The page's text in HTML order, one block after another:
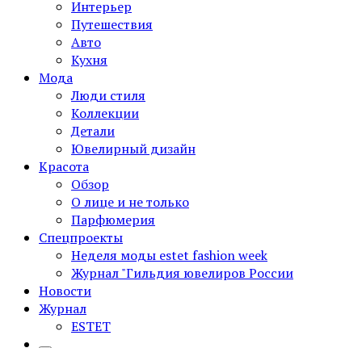
Интерьер
Путешествия
Авто
Кухня
Мода
Люди стиля
Коллекции
Детали
Ювелирный дизайн
Красота
Обзор
О лице и не только
Парфюмерия
Спецпроекты
Неделя моды estet fashion week
Журнал "Гильдия ювелиров России
Новости
Журнал
ESTET